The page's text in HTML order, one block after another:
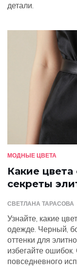
детали.
МОДНЫЕ ЦВЕТА
Какие
секреты
СВЕТЛАНА ТАРАСОВА
Узнайте, какие
одежде. Черный,
оттенки для
избегайте
повседневного